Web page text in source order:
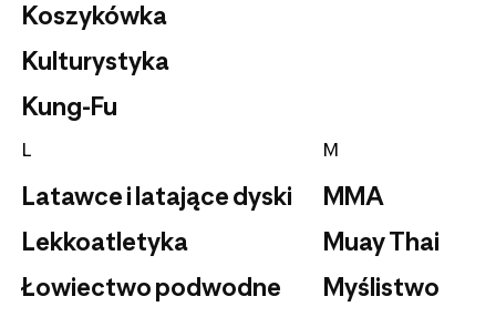
Koszykówka
Kulturystyka
Kung-Fu
L
Latawce i latające dyski
Lekkoatletyka
Łowiectwo podwodne
M
MMA
Muay Thai
Myślistwo